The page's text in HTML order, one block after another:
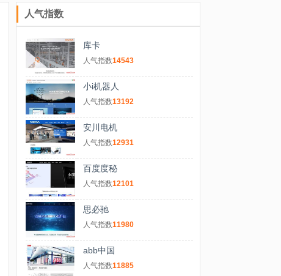
人气指数
库卡
人气指数14543
小i机器人
人气指数13192
安川电机
人气指数12931
百度度秘
人气指数12101
思必驰
人气指数11980
abb中国
人气指数11885